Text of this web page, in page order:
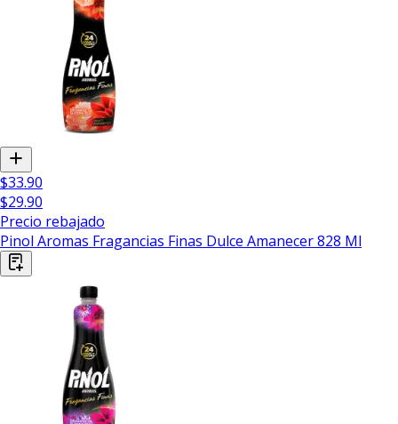
$33.90
$29.90
Precio rebajado
Pinol Aromas Fragancias Finas Dulce Amanecer 828 Ml